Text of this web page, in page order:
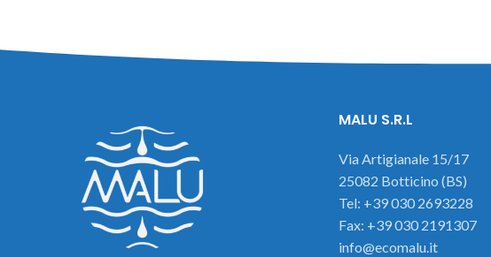
MALU S.R.L
Via Artigianale 15/17
25082 Botticino (BS)
Tel: +39 030 2693228
Fax: +39 030 2191307
info@ecomalu.it